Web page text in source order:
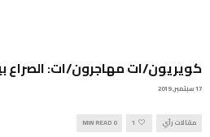
كويريون/ات مهاجرون/ات: الصراع
17 سبتمبر, 2019
مقالات رأي 1
0 MIN READ